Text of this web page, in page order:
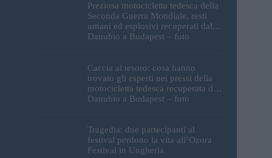
Preziosa motocicletta tedesca della
Seconda Guerra Mondiale, resti
umani ed esplosivi recuperati dal
Danubio a Budapest – foto
Caccia al tesoro: cosa hanno
trovato gli esperti nei pressi della
motocicletta tedesca recuperata dal
Danubio a Budapest – foto
Tragedia: due partecipanti al
festival perdono la vita all’Ozora
Festival in Ungheria